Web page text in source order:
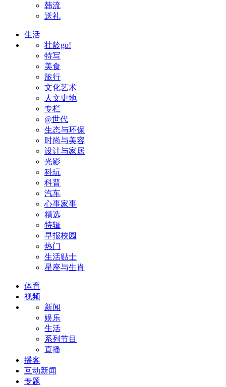
韩流
送礼
生活
壮龄go!
特写
美食
旅行
文化艺术
人文史地
专栏
@世代
生态与环保
时尚与美容
设计与家居
光影
科玩
科普
汽车
心事家事
精选
特辑
早报校园
热门
生活贴士
星座与生肖
体育
视频
新闻
娱乐
生活
系列节目
直播
播客
互动新闻
专题